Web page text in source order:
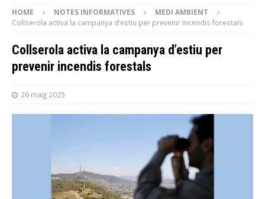
HOME NOTES INFORMATIVES
MEDI AMBIENT
Collserola activa la campanya d’estiu per prevenir incendis forestals
Collserola activa la campanya d’estiu per
prevenir incendis forestals
26 maig 2025